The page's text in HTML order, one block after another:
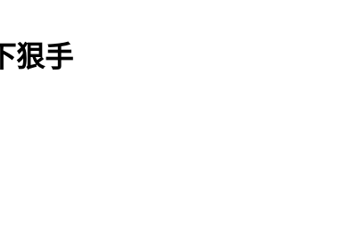
狠手